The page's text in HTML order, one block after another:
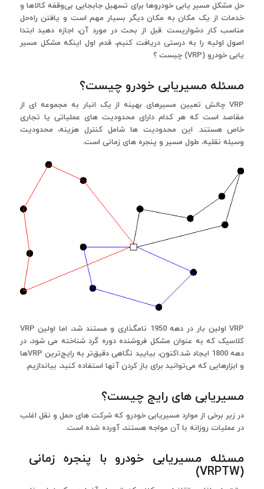
حل مشکل مسیر یابی خودروها برای تسهیل جابجایی بی‌وقفه کالاها و
خدمات از یک مکان به مکان دیگر بسیار مهم است و یافتن راه‌حل
مناسب کار دشواریست .قبل از بحث در مورد آن، اجازه دهید ابتدا
اصول اولیه را به درستی دریافت کنیم، قدم اول اینکه مشکل مسیر
یابی خودرو (VRP) چیست ؟
مسئله مسیریابی خودرو چیست؟
VRP چالش تعیین مسیرهای بهینه از یک انبار به مجموعه ای از
مقاصد است که هر کدام دارای محدودیت های عملیاتی یا تجاری
خاص هستند. این محدودیت ها شامل کنترل هزینه، محدودیت
وسیله نقلیه، طول مسیر و پنجره های زمانی است.
VRP اولین بار در دهه 1950 نامگذاری و مستند شد، اما اولین VRP
کلاسیک که به عنوان مشکل فروشنده دوره گرد شناخته می شود، در
دهه 1800 ایجاد شد.اکنون، بیایید نگاهی دقیق‌تر به رایج‌ترین VRPها
و ابزارهایی که می‌توانید برای باز کردن آنها استفاده کنید، بیاندازیم.
مسیریابی های رایج چیست؟
در زیر برخی از موارد مسیریابی خودرو که شرکت های حمل و نقل اغلب
در عملیات روزانه با آن مواجه هستند، آورده شده است.
مسئله مسیریابی خودرو با پنجره زمانی
(VRPTW)